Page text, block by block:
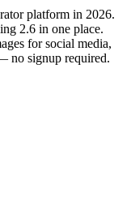
platform in 2026.
2.6 in one place.
for social media,
no signup required.